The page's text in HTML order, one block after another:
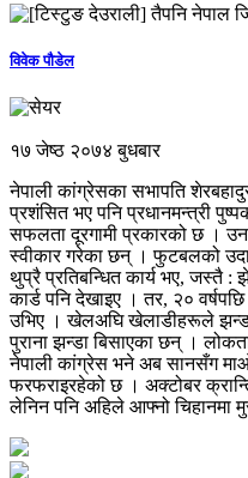
विवेक पौडेल
१७ जेष्ठ २०७४ बुधबार
नेपाली कांग्रेसका सभापति
प्रशंसित भए पनि प्रधानमन्त्री
सफलता दूरगामी प्रकारको छ ।
स्वीकार गरेका छन् । फुटबलको
थुप्रै प्रतिबन्धित कार्य भए, जस्तै :
कार्ड पनि देखाइए । तर, २०
उभिए । खेलअघि खेलाडीहरूले
पुराना झन्डा बिसाएका छन् ।
नेपाली कांग्रेस भने अब सानसँग
फरफराइरहेको छ । अक्टोबर
लेनिन पनि अहिले आफ्नो चिहानमा